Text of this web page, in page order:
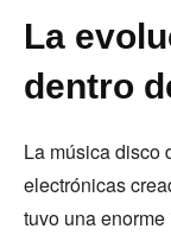
La
dentro
La música disco
electrónicas
tuvo una